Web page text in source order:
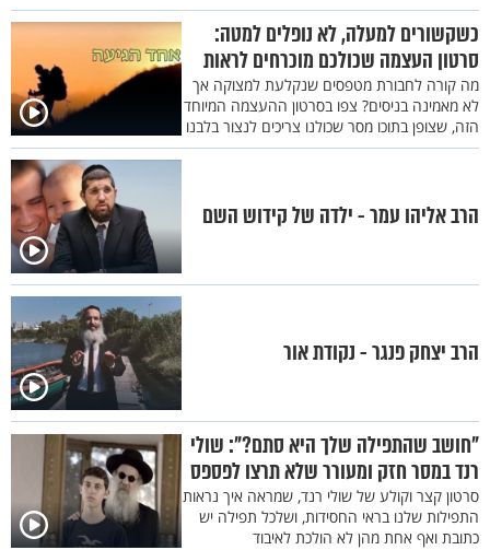
כשקשורים למעלה, לא נופלים למטה:
סרטון העצמה שכולכם מוכרחים לראות
מה קורה לחבורת מטפסים שנקלעת למצוקה אך
לא מאמינה בניסים? צפו בסרטון ההעצמה המיוחד
הזה, שצופן בתוכו מסר שכולנו צריכים לנצור בלבנו
הרב אליהו עמר - ילדה של קידוש השם
הרב יצחק פנגר - נקודת אור
"חושב שהתפילה שלך היא סתם?": שולי
רנד במסר חזק ומעורר שלא תרצו לפספס
סרטון קצר וקולע של שולי רנד, שמראה איך נראות
התפילות שלנו בראי החסידות, ושלכל תפילה יש
כתובת ואף אחת מהן לא הולכת לאיבוד